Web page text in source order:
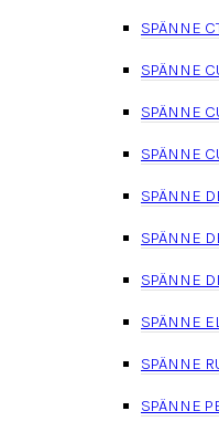
SPÄNNE
SPÄNNE
SPÄNNE
SPÄNNE
SPÄNNE
SPÄNNE
SPÄNNE
SPÄNNE
SPÄNNE
SPÄNNE